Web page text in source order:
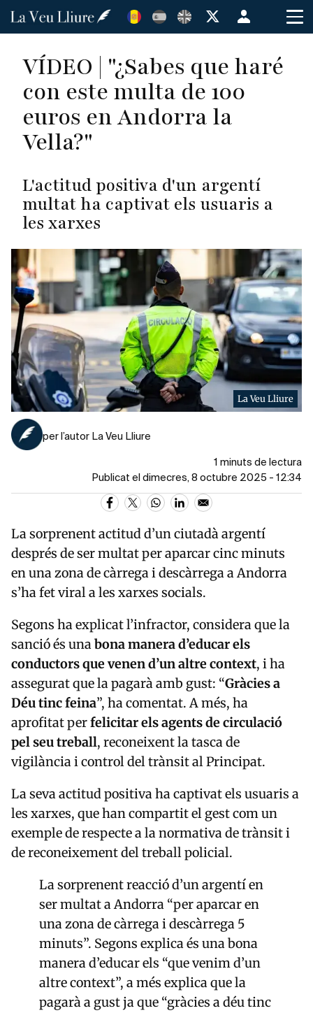
Vés
Menú
de
cuenta
de
usuario
VÍDEO | "¿Sabes que haré
con este multa de 100
euros en Andorra la
Vella?"
L'actitud positiva d'un argentí
multat ha captivat els usuaris a
les xarxes
La Veu Lliure
per l’autor La Veu Lliure
1 minuts de lectura
Publicat el dimecres, 8 octubre 2025 - 12:34
La sorprenent actitud d’un ciutadà argentí
després de ser multat per aparcar cinc minuts
en una zona de càrrega i descàrrega a Andorra
s’ha fet viral a les xarxes socials.
Segons ha explicat l’infractor, considera que la
sanció és unabona manera d’educar els
conductors que venen d’un altre context, i ha
assegurat que la pagarà amb gust: “Gràcies a
Déu tinc feina”, ha comentat. A més, ha
aprofitat perfelicitar els agents de circulació
pel seu treball, reconeixent la tasca de
vigilància i control del trànsit al Principat.
La seva actitud positiva ha captivat els usuaris a
les xarxes, que han compartit el gest com un
exemple de respecte a la normativa de trànsit i
de reconeixement del treball policial.
La sorprenent reacció d’un argentí en
ser multat a Andorra “per aparcar en
una zona de càrrega i descàrrega 5
minuts”. Segons explica és una bona
manera d’educar els “que venim d’un
altre context”, a més explica que la
pagarà a gust ja que “gràcies a déu tinc